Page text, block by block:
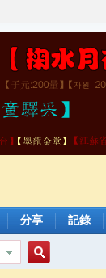
分享 記錄